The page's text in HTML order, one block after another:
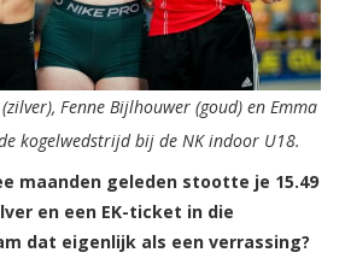
Fenne Bijlhouwer (goud) en Emma
kogelwedstrijd bij de NK indoor U18.
maanden geleden stootte je 15.49
en een EK-ticket in die
dat eigenlijk als een verrassing?